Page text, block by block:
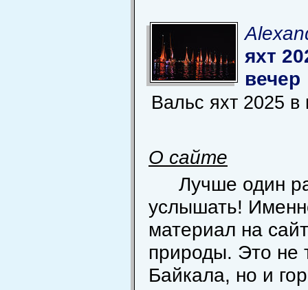
яхт
вечер
Вальс яхт 2025 в
О сайте
Лучше один
услышать!
материал на
природы. Это не
Байкала, но и